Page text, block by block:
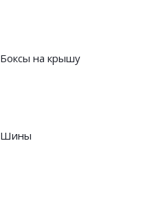
Боксы на крышу
Шины